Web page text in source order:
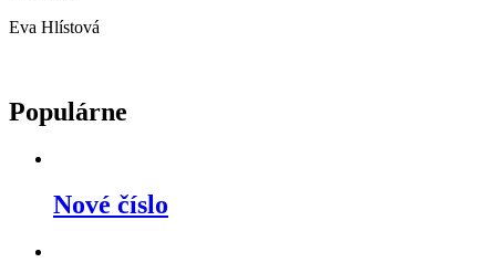
Eva Hlístová
Populárne
Nové číslo